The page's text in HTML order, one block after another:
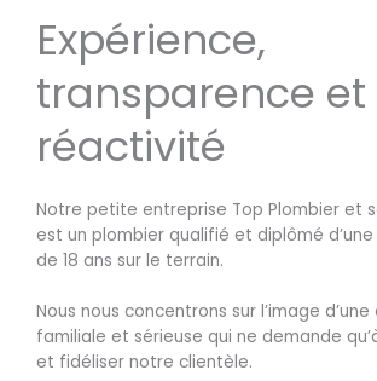
Expérience,
transparence et
réactivité
Notre petite entreprise Top Plombier et
est un plombier qualifié et diplômé
de 18 ans sur le terrain.
Nous nous concentrons sur l’image
familiale et sérieuse qui ne demande
et fidéliser notre clientèle.